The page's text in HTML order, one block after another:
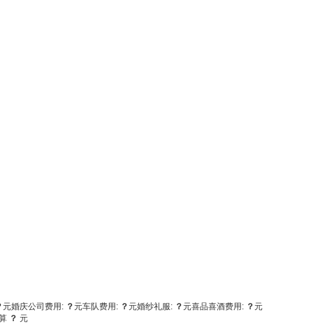
元婚庆公司费用: ？元车队费用: ？元婚纱礼服: ？元喜品喜酒费用: ？元
？ 元